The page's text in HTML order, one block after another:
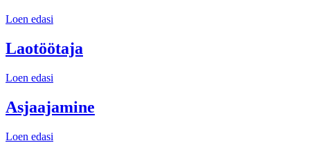
Loen edasi
Laotöötaja
Loen edasi
Asjaajamine
Loen edasi